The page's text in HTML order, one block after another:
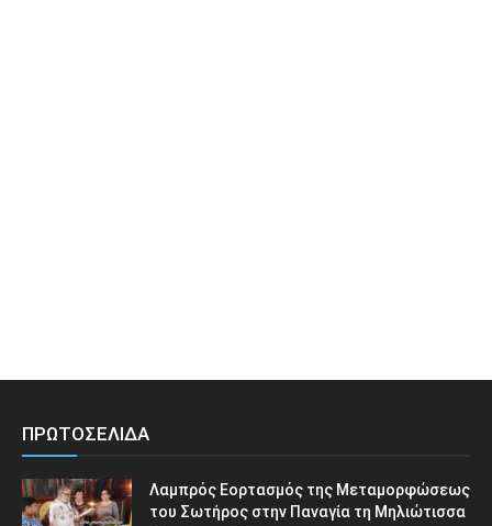
ΠΡΩΤΟΣΕΛΙΔΑ
Λαμπρός Εορτασμός της Μεταμορφώσεως
του Σωτήρος στην Παναγία τη Μηλιώτισσα